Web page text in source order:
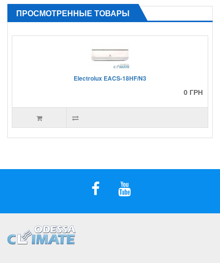
ПРОСМОТРЕННЫЕ ТОВАРЫ
Electrolux EACS-18HF/N3
0 ГРН